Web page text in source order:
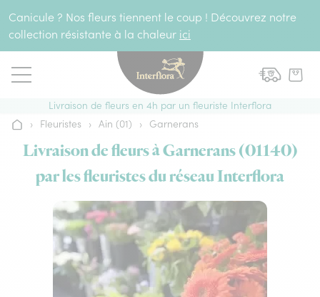
Canicule ? Nos fleurs tiennent le coup ! Découvrez notre
collection résistante à la chaleur ici
Livraison de fleurs en 4h par un fleuriste Interflora
Accueil
› Fleuristes › Ain (01) › Garnerans
Livraison de fleurs à Garnerans (01140)
par les fleuristes du réseau Interflora